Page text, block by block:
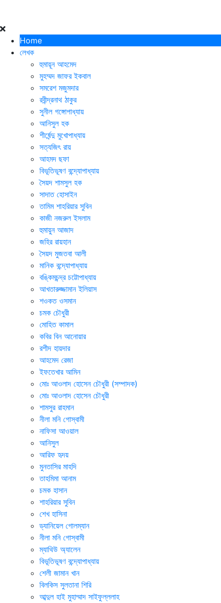
Home
লেখক
হুমায়ূন আহমেদ
মুহম্মদ জাফর ইকবাল
সমরেশ মজুমদার
রবীন্দ্রনাথ ঠাকুর
সুনীল গঙ্গোপাধ্যায়
আনিসুল হক
শীর্ষেন্দু মুখোপাধ্যায়
সত্যজিৎ রায়
আহমদ ছফা
বিভূতিভূষণ বন্দ্যোপাধ্যায়
সৈয়দ শামসুল হক
সাদাত হোসাইন
তামিম শাহরিয়ার সুবিন
কাজী নজরুল ইসলাম
হুমায়ুন আজাদ
জহির রায়হান
সৈয়দ মুজতবা আলী
মানিক বন্দ্যোপাধ্যায়
বঙ্কিমচন্দ্র চট্টোপাধ্যায়
আখতারুজ্জামান ইলিয়াস
শওকত ওসমান
চমক চৌধুরী
মোহিত কামাল
কবির বিন আনোয়ার
রশীদ হায়দার
আহমেদ রেজা
ইফতেখার আমিন
মোঃ আওলাদ হোসেন চৌধুরী (সম্পাদক)
মোঃ আওলাদ হোসেন চৌধুরী
শামসুর রাহমান
নীলা মনি গোস্বামী
নাফিসা আওয়াল
আনিসুল
আরিফ হৃদয়
মুনতাসির মাহদি
তাহমিমা আনাম
চমক হাসান
শাহরিয়ার সুবিন
শেখ হাসিনা
ড্যানিয়েল গোলম্যান
নীলা মনি গোস্বামী
ম্যাথিউ অ্যালেন
বিভূতিভূষণ বন্দ্যোপাধ্যায়
শেলী জামান খান
বিলকিস সুলতানা শিরি
আব্দুল হাই মুহাম্মাদ সাইফুল্ললাহ